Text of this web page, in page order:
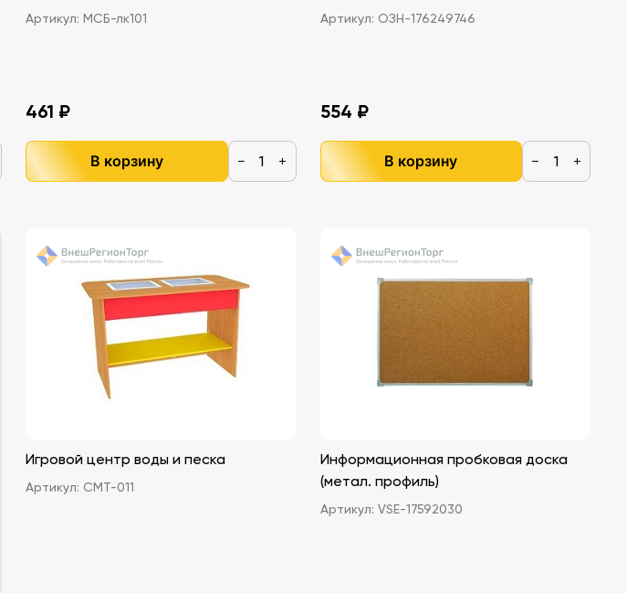
Артикул: МСБ-лк101
461 ₽
В корзину − +
Артикул: ОЗН-176249746
554 ₽
В корзину − +
Игровой центр воды и песка
Артикул: СМТ-011
Информационная пробковая доска
(метал. профиль)
Артикул: VSE-17592030